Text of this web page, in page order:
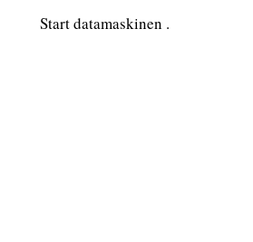
Start datamaskinen .